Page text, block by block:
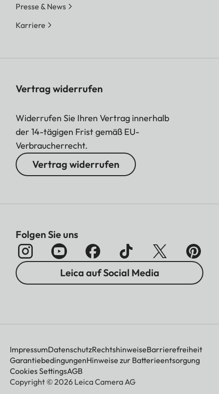
Presse & News
Karriere
Vertrag widerrufen
Widerrufen Sie Ihren Vertrag innerhalb
der 14-tägigen Frist gemäß EU-
Verbraucherrecht.
Vertrag widerrufen
Folgen Sie uns
Leica auf Social Media
ImpressumDatenschutzRechtshinweiseBarrierefreiheit
GarantiebedingungenHinweise zur Batterieentsorgung
Cookies SettingsAGB
Copyright © 2026 Leica Camera AG